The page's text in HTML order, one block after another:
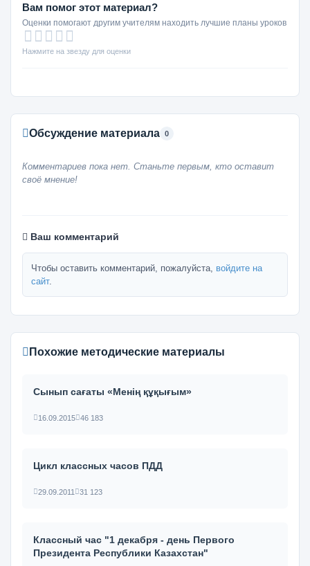
Вам помог этот материал?
Оценки помогают другим учителям находить лучшие планы уроков
Нажмите на звезду для оценки
Обсуждение материала 0
Комментариев пока нет. Станьте первым, кто оставит
своё мнение!
Ваш комментарий
Чтобы оставить комментарий, пожалуйста, войдите на
сайт.
Похожие методические материалы
Сынып сағаты «Менің құқығым»
16.09.2015 46 183
Цикл классных часов ПДД
29.09.2011 31 123
Классный час "1 декабря - день Первого
Президента Республики Казахстан"